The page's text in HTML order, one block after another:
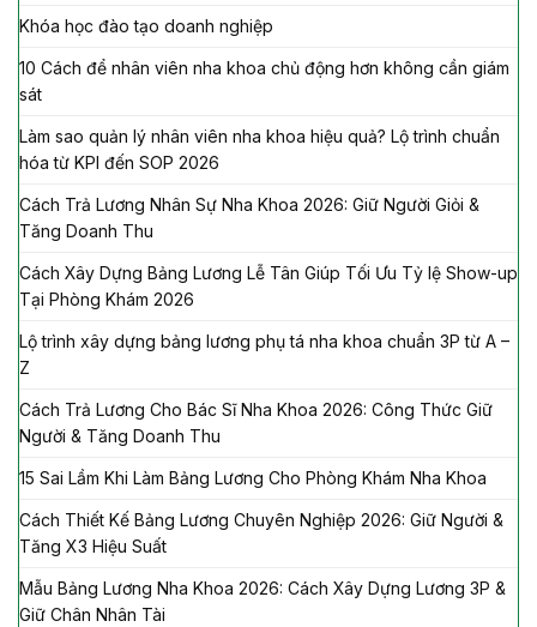
Khóa học đào tạo doanh nghiệp
10 Cách để nhân viên nha khoa chủ động hơn không cần giám
sát
Làm sao quản lý nhân viên nha khoa hiệu quả? Lộ trình chuẩn
hóa từ KPI đến SOP 2026
Cách Trả Lương Nhân Sự Nha Khoa 2026: Giữ Người Giỏi &
Tăng Doanh Thu
Cách Xây Dựng Bảng Lương Lễ Tân Giúp Tối Ưu Tỷ lệ Show-up
Tại Phòng Khám 2026
Lộ trình xây dựng bảng lương phụ tá nha khoa chuẩn 3P từ A –
Z
Cách Trả Lương Cho Bác Sĩ Nha Khoa 2026: Công Thức Giữ
Người & Tăng Doanh Thu
15 Sai Lầm Khi Làm Bảng Lương Cho Phòng Khám Nha Khoa
Cách Thiết Kế Bảng Lương Chuyên Nghiệp 2026: Giữ Người &
Tăng X3 Hiệu Suất
Mẫu Bảng Lương Nha Khoa 2026: Cách Xây Dựng Lương 3P &
Giữ Chân Nhân Tài